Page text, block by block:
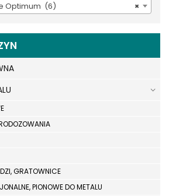
×
Optimum (6)
GRATOWNICE
PIONOWE DO METALU